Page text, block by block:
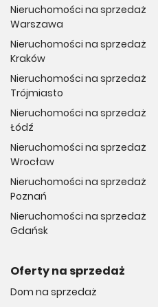
Nieruchomości na sprzedaż
Warszawa
Nieruchomości na sprzedaż
Kraków
Nieruchomości na sprzedaż
Trójmiasto
Nieruchomości na sprzedaż
Łódź
Nieruchomości na sprzedaż
Wrocław
Nieruchomości na sprzedaż
Poznań
Nieruchomości na sprzedaż
Gdańsk
Oferty na sprzedaż
Dom na sprzedaż